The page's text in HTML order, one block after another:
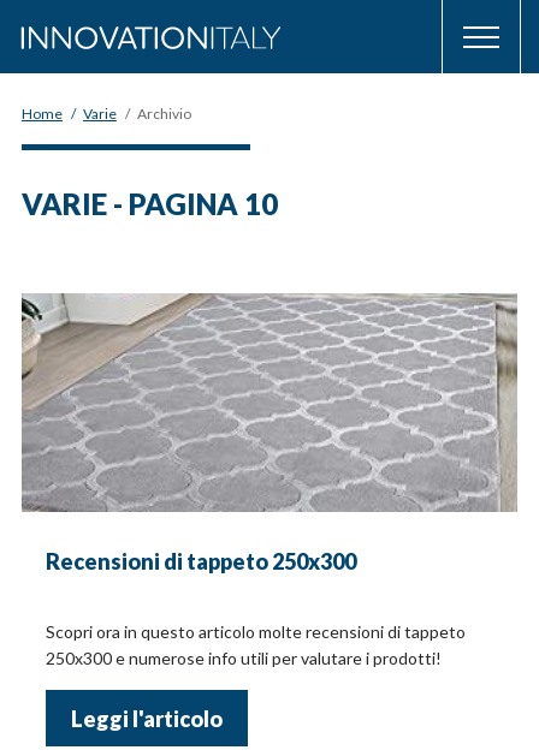
Home / Varie / Archivio
VARIE - PAGINA 10
Recensioni di tappeto 250x300
Scopri ora in questo articolo molte recensioni di tappeto
250x300 e numerose info utili per valutare i prodotti!
Leggi l'articolo